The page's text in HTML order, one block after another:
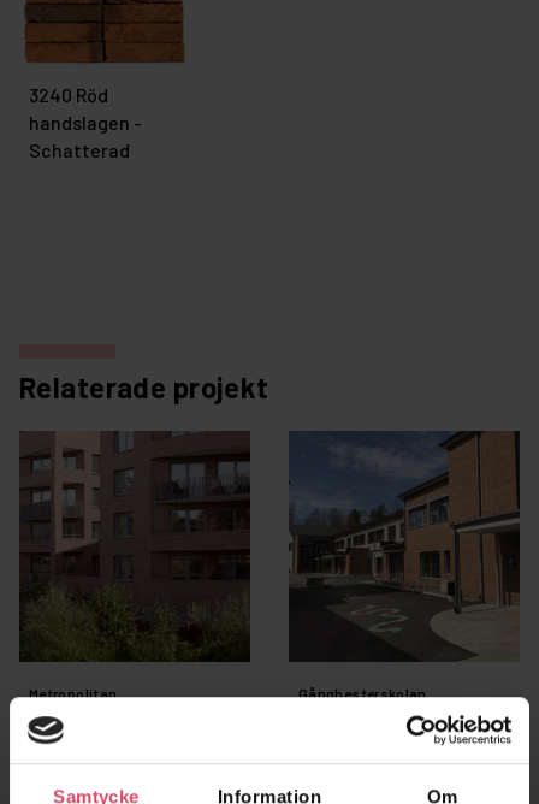
Samtycke Information Om
3240 Röd
handslagen -
Schatterad
Relaterade projekt
Metropolitan
Uppsala
Gånghesterskolan